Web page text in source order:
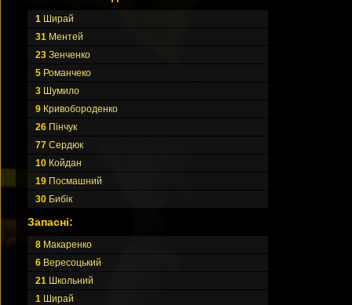
1 Ширай
31 Ментей
23 Зенченко
5 Романчеко
3 Шумило
9 Кривобороденко
26 Пінчук
77 Сердюк
10 Койдан
19 Посмашний
30 Бибік
Запасні:
8 Макаренко
6 Вересоцький
21 Школьний
1 Ширай